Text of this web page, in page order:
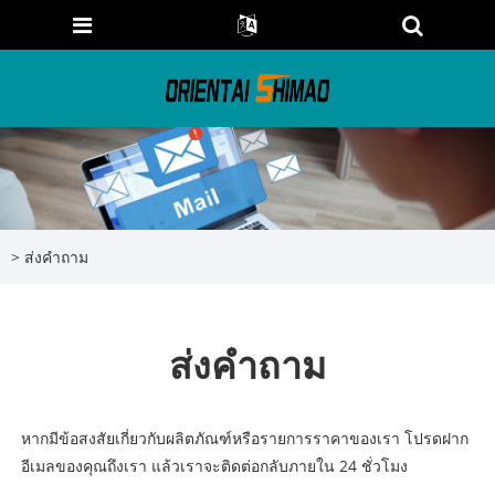
> ส่งคำถาม
ส่งคำถาม
หากมีข้อสงสัยเกี่ยวกับผลิตภัณฑ์หรือรายการราคาของเรา โปรดฝาก
อีเมลของคุณถึงเรา แล้วเราจะติดต่อกลับภายใน 24 ชั่วโมง